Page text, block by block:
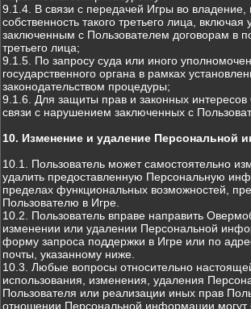
9.1.4. В связи с передачей Игры во владение,
собственность такого третьего лица, включая
заключенным с Пользователем договорам в
третьего лица;
9.1.5. По запросу суда или иного
государственного органа в рамках
законодательством процедуры;
9.1.6. Для защиты прав и законных
связи с нарушением заключенных с
10. Изменение и удаление Персональной
10.1. Пользователь может самостоятельно
удалить предоставленную Персональную
пределах функциональных возможностей,
Пользователю в Игре.
10.2. Пользователь вправе направить
изменении или удалении Персональной
форму запроса поддержки в Игре или по
почты, указанному ниже.
10.3. Любые вопросы относительно
использования, изменения, удаления
Пользователя или реализации иных прав
отношении Персональной информации могут